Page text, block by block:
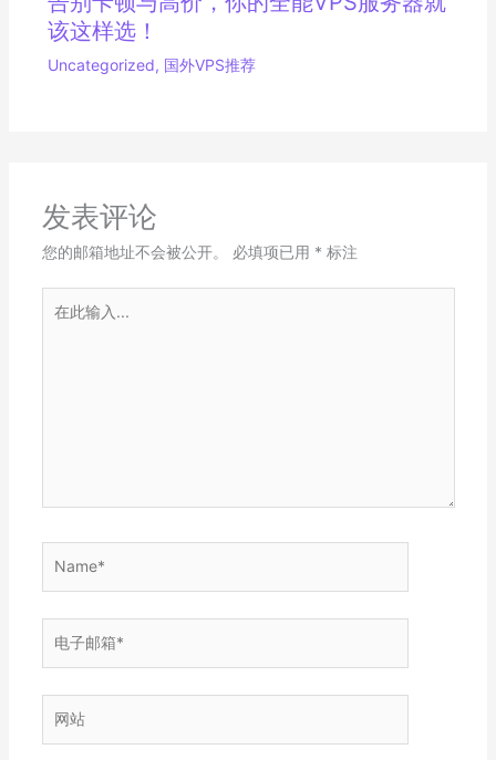
该这样选！
Uncategorized, 国外VPS推荐
发表评论
您的邮箱地址不会被公开。 必填项已用 * 标注
子
箱
站